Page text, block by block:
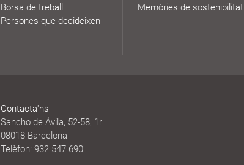
Borsa de treball
Persones que decideixen
Memòries de sostenibilitat
Contacta'ns
Sancho de Ávila, 52-58, 1r
08018 Barcelona
Telèfon: 932 547 690